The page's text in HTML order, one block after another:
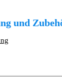
und